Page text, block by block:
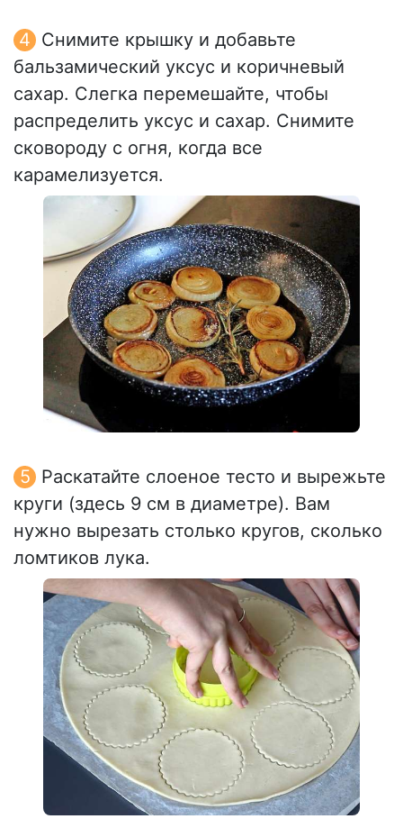
Снимите крышку и добавьте
бальзамический уксус и коричневый
сахар. Слегка перемешайте, чтобы
распределить уксус и сахар. Снимите
сковороду с огня, когда все
карамелизуется.
Раскатайте слоеное тесто и вырежьте
круги (здесь 9 см в диаметре). Вам
нужно вырезать столько кругов, сколько
ломтиков лука.